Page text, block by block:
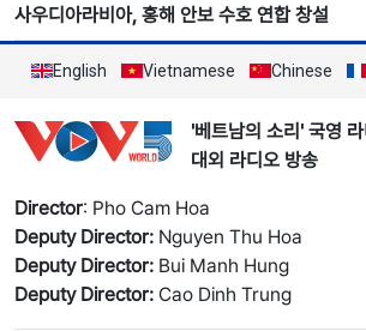
사우디아라비아, 홍해 안보 수호 연합 창설
English Vietnamese Chinese
'베트남의 소리' 국영
대외 라디오 방송
Director: Pho Cam Hoa
Deputy Director: Nguyen Thu Hoa
Deputy Director: Bui Manh Hung
Deputy Director: Cao Dinh Trung